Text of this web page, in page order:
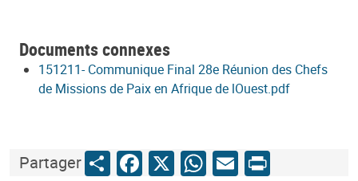
Documents connexes
151211- Communique Final 28e Réunion des Chefs
de Missions de Paix en Afrique de lOuest.pdf
PartagerShareFacebook
X WhatsApp
Email
Print